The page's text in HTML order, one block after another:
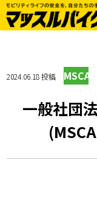
2024.06.18 投稿 MSCA
一般社団